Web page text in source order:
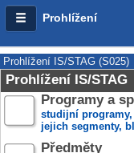
Prohlížení
Prohlížení IS/STAG (S025)
Prohlížení IS/STAG
Programy a
studijní
jejich segmenty,
Předměty